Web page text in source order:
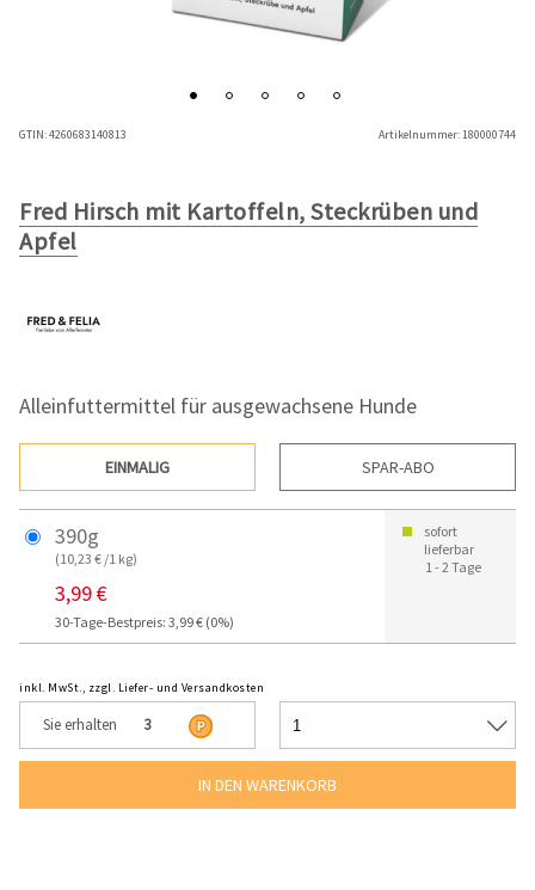
GTIN:4260683140813 Artikelnummer:180000744
Fred Hirsch mit Kartoffeln, Steckrüben und
Apfel
Alleinfuttermittel für ausgewachsene Hunde
EINMALIG SPAR-ABO
390g
(10,23 € /1 kg)
3,99 €
30-Tage-Bestpreis: 3,99 € (0%)
sofort
lieferbar
1 - 2 Tage
inkl. MwSt., zzgl. Liefer- und Versandkosten
Sie erhalten 3